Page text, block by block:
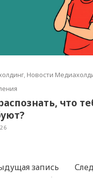
, Новости
что
запись